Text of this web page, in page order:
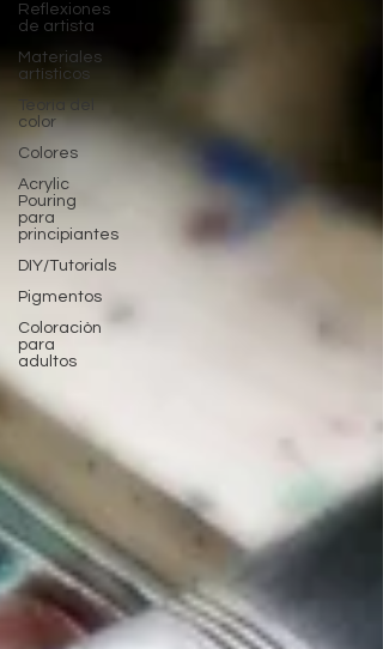
Reflexiones
de artista
Materiales
artísticos
Teoría del
color
Colores
Acrylic
Pouring
para
principiantes
DIY/Tutorials
Pigmentos
Coloraciòn
para
adultos